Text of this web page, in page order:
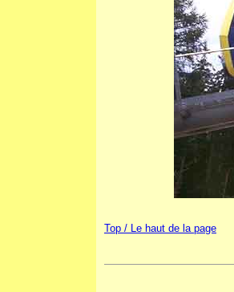
Top / Le haut de la page